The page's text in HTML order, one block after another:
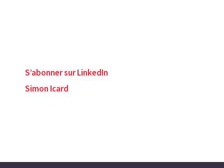
S’abonner sur LinkedIn
Simon Icard